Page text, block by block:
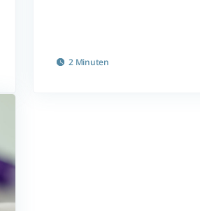
2 Minuten